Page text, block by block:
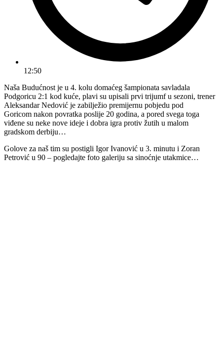
12:50
Naša Budućnost je u 4. kolu domaćeg šampionata savladala
Podgoricu 2:1 kod kuće, plavi su upisali prvi trijumf u sezoni, trener
Aleksandar Nedović je zabilježio premijernu pobjedu pod
Goricom nakon povratka poslije 20 godina, a pored svega toga
viđene su neke nove ideje i dobra igra protiv žutih u malom
gradskom derbiju…
Golove za naš tim su postigli Igor Ivanović u 3. minutu i Zoran
Petrović u 90 – pogledajte foto galeriju sa sinoćnje utakmice…